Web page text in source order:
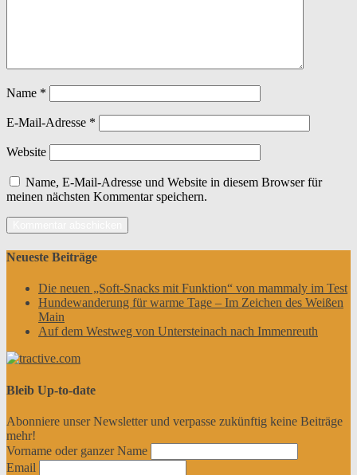
Name *
E-Mail-Adresse *
Website
Name, E-Mail-Adresse und Website in diesem Browser für
meinen nächsten Kommentar speichern.
Neueste Beiträge
Die neuen „Soft-Snacks mit Funktion“ von mammaly im Test
Hundewanderung für warme Tage – Im Zeichen des Weißen
Main
Auf dem Westweg von Untersteinach nach Immenreuth
Bleib Up-to-date
Abonniere unser Newsletter und verpasse zukünftig keine Beiträge
mehr!
Vorname oder ganzer Name
Email